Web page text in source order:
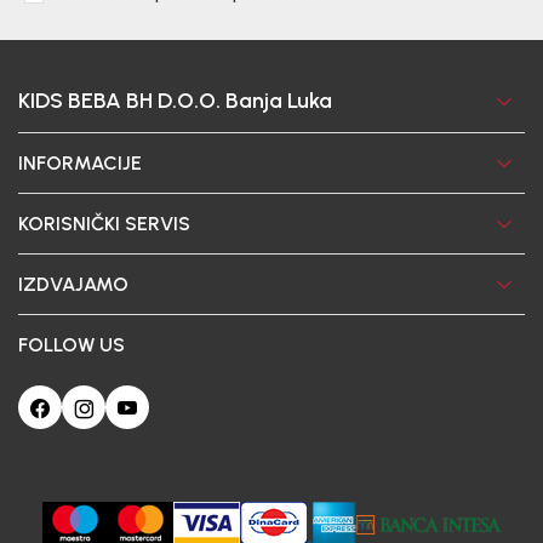
KIDS BEBA BH D.O.O. Banja Luka
INFORMACIJE
KORISNIČKI SERVIS
IZDVAJAMO
FOLLOW US